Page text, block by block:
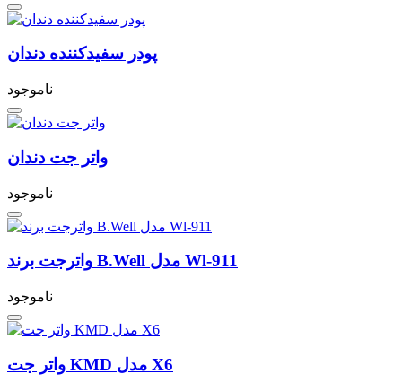
پودر سفیدکننده دندان
ناموجود
واتر جت دندان
ناموجود
واترجت برند B.Well مدل Wl-911
ناموجود
واتر جت KMD مدل X6